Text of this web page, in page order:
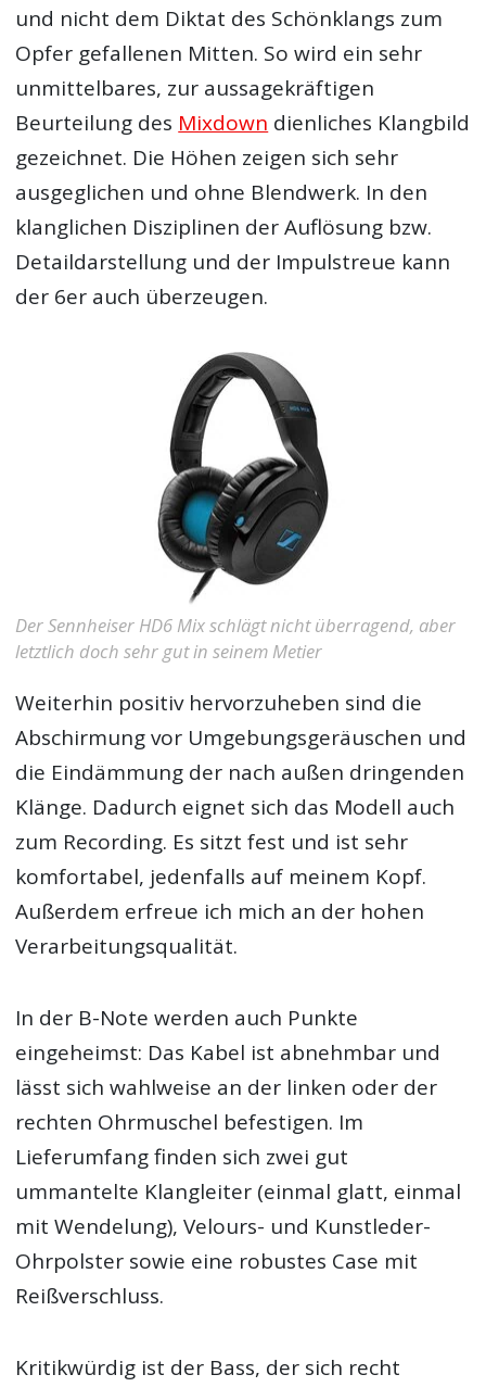
und nicht dem Diktat des Schönklangs zum
Opfer gefallenen Mitten. So wird ein sehr
unmittelbares, zur aussagekräftigen
Beurteilung des Mixdown dienliches Klangbild
gezeichnet. Die Höhen zeigen sich sehr
ausgeglichen und ohne Blendwerk. In den
klanglichen Disziplinen der Auflösung bzw.
Detaildarstellung und der Impulstreue kann
der 6er auch überzeugen.
Der Sennheiser HD6 Mix schlägt nicht überragend, aber
letztlich doch sehr gut in seinem Metier
Weiterhin positiv hervorzuheben sind die
Abschirmung vor Umgebungsgeräuschen und
die Eindämmung der nach außen dringenden
Klänge. Dadurch eignet sich das Modell auch
zum Recording. Es sitzt fest und ist sehr
komfortabel, jedenfalls auf meinem Kopf.
Außerdem erfreue ich mich an der hohen
Verarbeitungsqualität.
In der B-Note werden auch Punkte
eingeheimst: Das Kabel ist abnehmbar und
lässt sich wahlweise an der linken oder der
rechten Ohrmuschel befestigen. Im
Lieferumfang finden sich zwei gut
ummantelte Klangleiter (einmal glatt, einmal
mit Wendelung), Velours- und Kunstleder-
Ohrpolster sowie eine robustes Case mit
Reißverschluss.
Kritikwürdig ist der Bass, der sich recht